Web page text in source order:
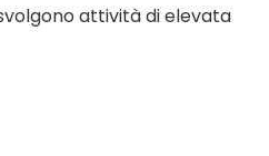
attività di elevata